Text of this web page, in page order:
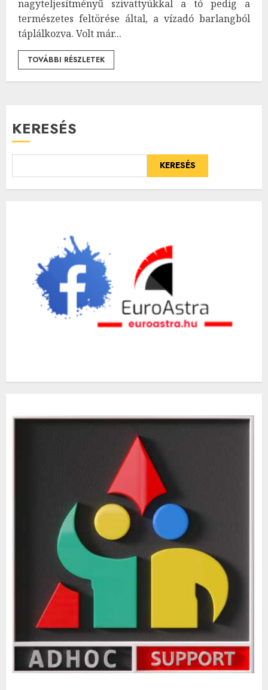
nagyteljesítményű szivattyúkkal a tó pedig a
természetes feltörése által, a vízadó barlangból
táplálkozva. Volt már...
TOVÁBBI RÉSZLETEK
KERESÉS
KERESÉS